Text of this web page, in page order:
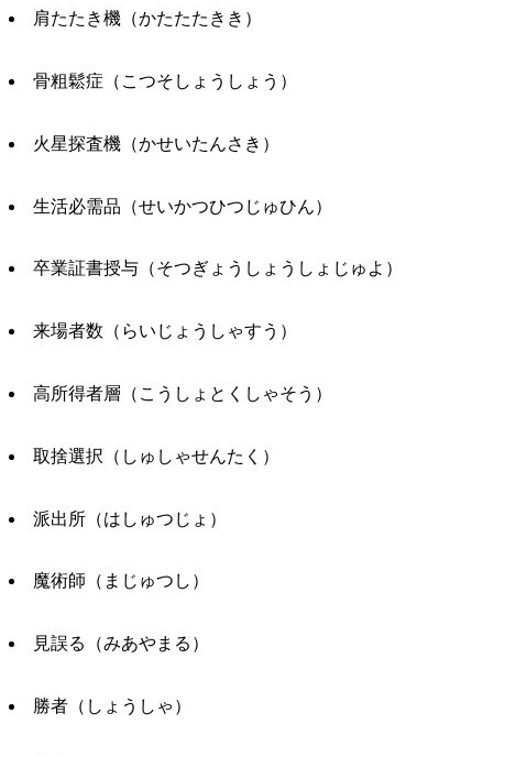
肩たたき機（かたたたきき）
骨粗鬆症（こつそしょうしょう）
火星探査機（かせいたんさき）
生活必需品（せいかつひつじゅひん）
卒業証書授与（そつぎょうしょうしょじゅよ）
来場者数（らいじょうしゃすう）
高所得者層（こうしょとくしゃそう）
取捨選択（しゅしゃせんたく）
派出所（はしゅつじょ）
魔術師（まじゅつし）
見誤る（みあやまる）
勝者（しょうしゃ）